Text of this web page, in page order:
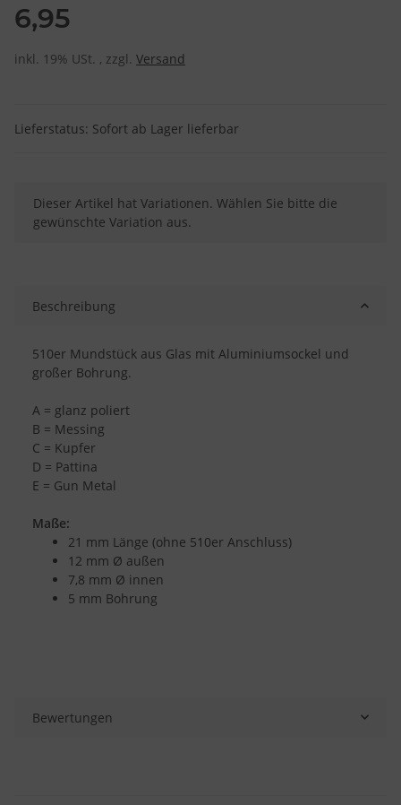
6,95
inkl. 19% USt. , zzgl. Versand
Lieferstatus: Sofort ab Lager lieferbar
x
Dieser Artikel hat Variationen. Wählen Sie bitte die
gewünschte Variation aus.
Beschreibung
510er Mundstück aus Glas mit Aluminiumsockel und
großer Bohrung.
A = glanz poliert
B = Messing
C = Kupfer
D = Pattina
E = Gun Metal
Maße:
21 mm Länge (ohne 510er Anschluss)
12 mm Ø außen
7,8 mm Ø innen
5 mm Bohrung
Bewertungen